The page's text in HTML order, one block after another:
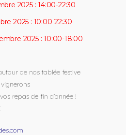
2025 : 14:00-22:30
2025 : 10:00-22:30
2025 : 10:00-18:00
de nos tablée festive
repas de fin d’année !